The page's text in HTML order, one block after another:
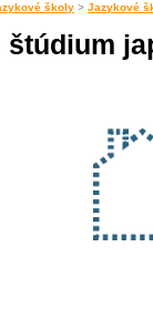
školy > Jazykové
štúdium